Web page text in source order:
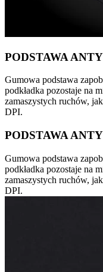
PODSTAWA
Gumowa podstawa
podkładka pozostaje na
zamaszystych ruchów,
DPI.
PODSTAWA
Gumowa podstawa
podkładka pozostaje na
zamaszystych ruchów,
DPI.